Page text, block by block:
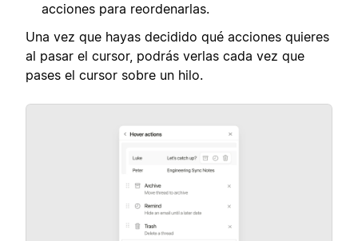
acciones para reordenarlas.
Una vez que hayas decidido qué acciones quieres
al pasar el cursor, podrás verlas cada vez que
pases el cursor sobre un hilo.